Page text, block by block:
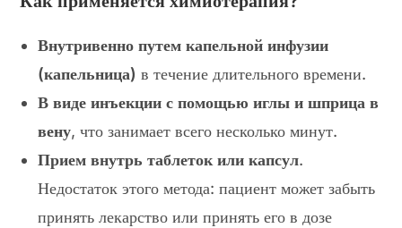
Внутривенно путем капельной инфузии
(капельница) в течение длительного времени.
В виде инъекции с помощью иглы и шприца в
вену, что занимает всего несколько минут.
Прием внутрь таблеток или капсул.
Недостаток этого метода: пациент может забыть
принять лекарство или принять его в дозе